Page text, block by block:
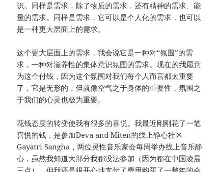
识。同样是需求，除了物质的需求，还有精神的需求、能
量的需求。同样是需求，它可以是个人化的需求，也可以
是一种更大层面上的需求。
这个更大层面上的需求，我会说它是一种对“氛围”的需
求，一种对滋养性的集体意识氛围的需求。现在的我愿意
为这个付钱，因为这个氛围对我们每个人而言都太重要
了，它是无形的，但就像空气之于身体的重要性，氛围之
于我们的心灵也极为重要。
花钱态度的转变使我有很多的喜悦。我最近刚刚花了一笔
喜悦的钱，是参加Deva and Miten的线上静心社区
Gayatri Sangha，两位灵性音乐家会每周举办线上音乐静
心，虽然我知道大部分我都没法参加（因为都在中国凌晨